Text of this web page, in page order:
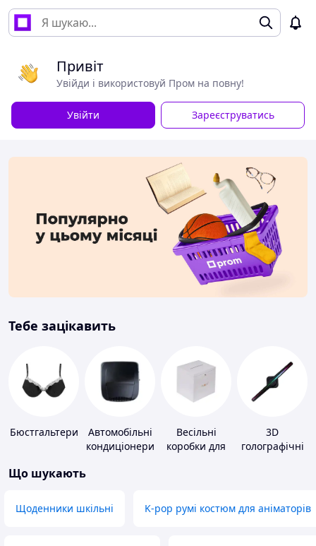
Привіт
Увійди і використовуй Пром на повну!
Увійти Зареєструватись
Тебе зацікавить
Бюстгальтери
Автомобільні
кондиціонери
Весільні
коробки для
3D
голографічні
Що шукають
Щоденники шкільні K-pop румі костюм для аніматорів